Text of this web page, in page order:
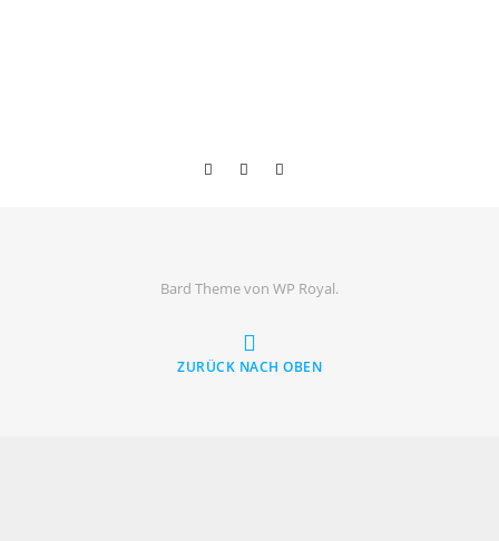
Bard Theme von WP Royal.
ZURÜCK NACH OBEN